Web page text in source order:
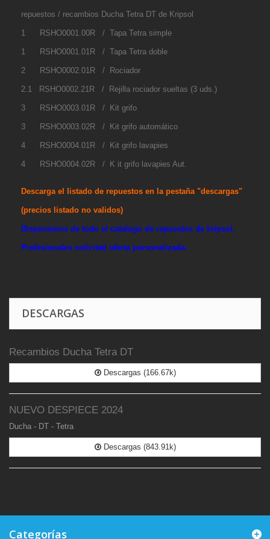
repuestos / recambios Ducha Tetra DT de Kripsol
1 RSHO0001.00R / Tapa Tetra simple
1 RSHO0001.01R / Tapa Tetra doble
2 RSHO0002.01R / Rociador
2.1 RSHO0002.21R / Rejilla rociador sueltas (3 uds.)
3 RSHO0003.01R / Kit grifo
3 RSHO0003.02R / Kit grifo automático
4 RSHO0004.01R / Kit grifo lavapies
4 RSHO0004.02R / K it grifo lavapies Aut.
Descarga el listado de repuestos en la pestaña "descargas"
(precios listado no validos)
Disponemos de todo el catalogo de repuestos de kripsol.
Profesionales solicitad oferta personalizada.
DESCARGAS
Recambios Ducha Tetra DT
Descargas (166.67k)
NUEVO DESPIECE 2024
Ducha - DT - Tetra
Descargas (843.91k)
Categorías